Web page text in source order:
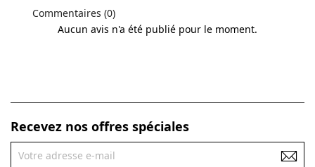
Commentaires (0)
Aucun avis n'a été publié pour le moment.
Recevez nos offres spéciales